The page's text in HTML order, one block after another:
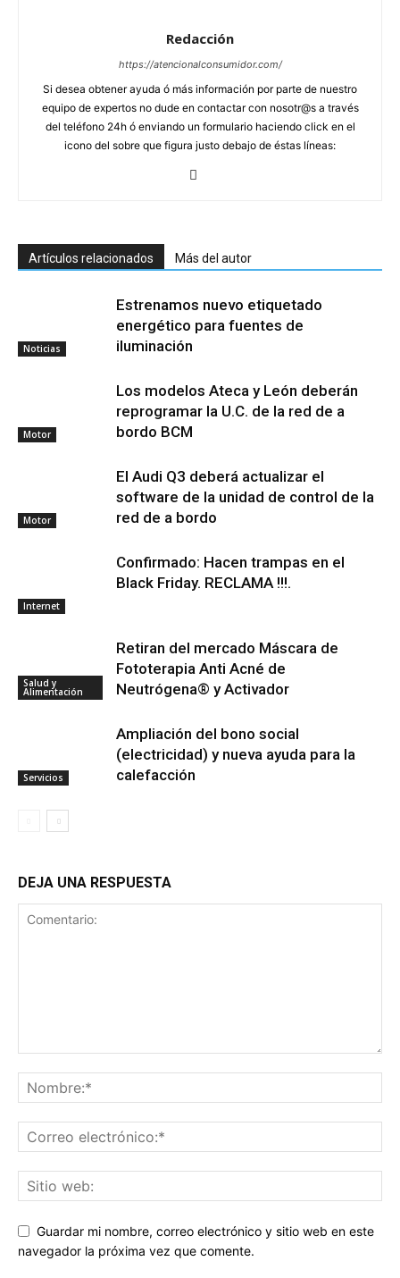
Redacción
https://atencionalconsumidor.com/
Si desea obtener ayuda ó más información por parte de nuestro
equipo de expertos no dude en contactar con nosotr@s a través
del teléfono 24h ó enviando un formulario haciendo click en el
icono del sobre que figura justo debajo de éstas líneas:
Artículos relacionados Más del autor
Noticias
Estrenamos nuevo etiquetado
energético para fuentes de
iluminación
Motor
Los modelos Ateca y León deberán
reprogramar la U.C. de la red de a
bordo BCM
Motor
El Audi Q3 deberá actualizar el
software de la unidad de control de la
red de a bordo
Internet
Confirmado: Hacen trampas en el
Black Friday. RECLAMA !!!.
Salud y
Alimentación
Retiran del mercado Máscara de
Fototerapia Anti Acné de
Neutrógena® y Activador
Servicios
Ampliación del bono social
(electricidad) y nueva ayuda para la
calefacción
DEJA UNA RESPUESTA
Guardar mi nombre, correo electrónico y sitio web en este
navegador la próxima vez que comente.